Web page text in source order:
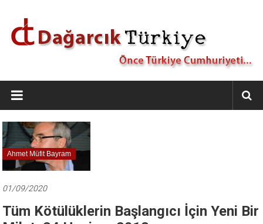
Dağarcık
Türkiye
Önce
Türkiye
Cumhuriyeti…
Ahmet Müfit Bayram
01/09/2020
Tüm Kötülüklerin Başlangıcı İçin Yeni Bir